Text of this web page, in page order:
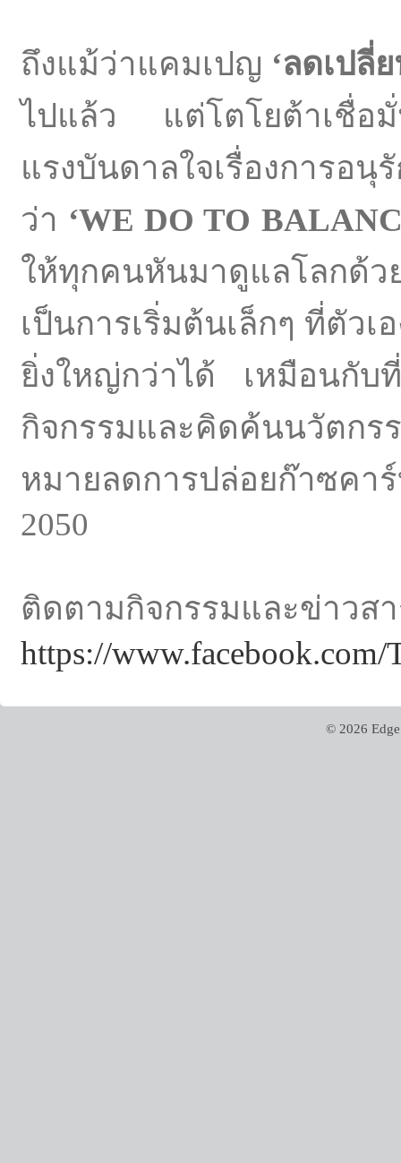
ถึงแม้ว่าแคมเปญ ‘ลดเปลี่
ไปแล้ว แต่โตโยต้าเชื่อมั่
แรงบันดาลใจเรื่องการอ
ว่า ‘WE DO TO
ให้ทุกคนหันมาดูแลโลก
เป็นการเริ่มต้นเล็กๆ ที่ตัว
ยิ่งใหญ่กว่าได้ เหมือนกับที่
กิจกรรมและคิดค้นนวัตก
หมายลดการปล่อยก๊าซคา
2050
ติดตามกิจกรรมแล
https://www.facebook.com/
© 2026